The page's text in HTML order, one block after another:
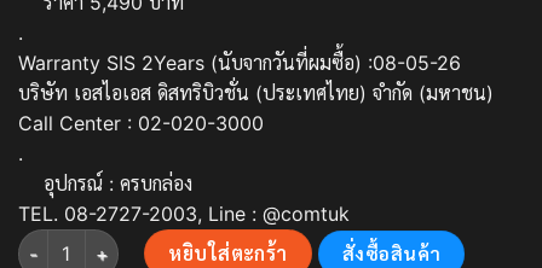
.
Warranty SIS 2Years (นับจากวันที่ผมซื้อ) :08-05-26
บริษัท เอสไอเอส ดิสทริบิวชั่น (ประเทศไทย) จำกัด (มหาชน)
Call Center : 02-020-3000
.
อุปกรณ์ : ครบกล่อง
TEL. 08-2727-2003, Line : @comtuk
จำนวน Sennheiser GSP 550 หูฟังสายเกมมิ่ง คุณภาพเสียงดีเยี่ยม
หยิบใส่ตะกร้า สั่งซื้อสินค้า